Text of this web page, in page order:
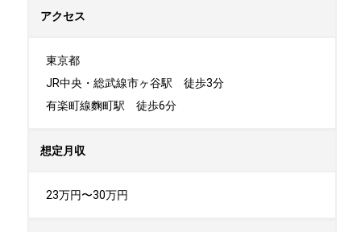
アクセス
東京都
JR中央・総武線市ヶ谷駅　徒歩3分
有楽町線麴町駅　徒歩6分
想定月収
23万円〜30万円